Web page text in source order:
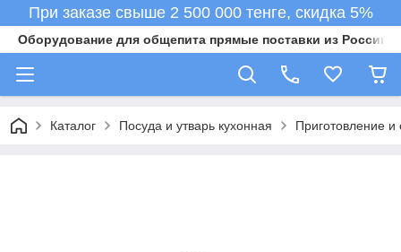
При заказе свыше 2 500 000 тенге, скидка 5%
Оборудование для общепита прямые поставки из России в
Каталог Посуда и утварь кухонная Приготовление